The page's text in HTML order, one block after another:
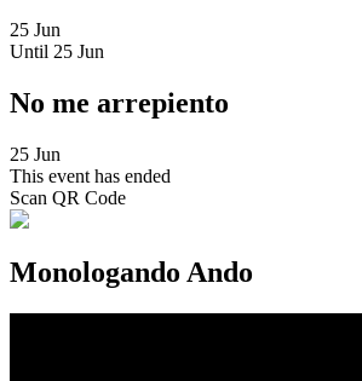
25 Jun
Until 25 Jun
No me arrepiento
25 Jun
This event has ended
Scan QR Code
Monologando Ando